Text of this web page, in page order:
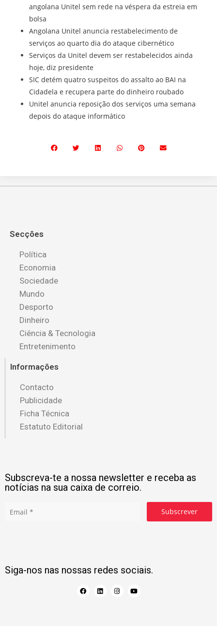
angolana Unitel sem rede na véspera da estreia em
bolsa
Angolana Unitel anuncia restabelecimento de
serviços ao quarto dia do ataque cibernético
Serviços da Unitel devem ser restabelecidos ainda
hoje, diz presidente
SIC detém quatro suspeitos do assalto ao BAI na
Cidadela e recupera parte do dinheiro roubado
Unitel anuncia reposição dos serviços uma semana
depois do ataque informático
Secções
Política
Economia
Sociedade
Mundo
Desporto
Dinheiro
Ciência & Tecnologia
Entretenimento
Informações
Contacto
Publicidade
Ficha Técnica
Estatuto Editorial
Subscreva-te a nossa newsletter e receba as
notícias na sua caixa de correio.
Subscrever
Siga-nos nas nossas redes sociais.